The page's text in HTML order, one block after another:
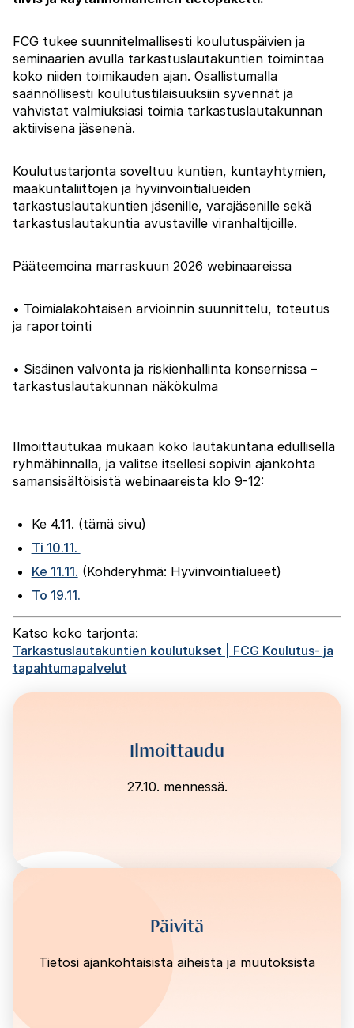
FCG tukee suunnitelmallisesti koulutuspäivien ja
seminaarien avulla tarkastuslautakuntien toimintaa
koko niiden toimikauden ajan. Osallistumalla
säännöllisesti koulutustilaisuuksiin syvennät ja
vahvistat valmiuksiasi toimia tarkastuslautakunnan
aktiivisena jäsenenä.
Koulutustarjonta soveltuu kuntien, kuntayhtymien,
maakuntaliittojen ja hyvinvointialueiden
tarkastuslautakuntien jäsenille, varajäsenille sekä
tarkastuslautakuntia avustaville viranhaltijoille.
Pääteemoina marraskuun 2026 webinaareissa
• Toimialakohtaisen arvioinnin suunnittelu, toteutus
ja raportointi
• Sisäinen valvonta ja riskienhallinta konsernissa –
tarkastuslautakunnan näkökulma
Ilmoittautukaa mukaan koko lautakuntana edullisella
ryhmähinnalla, ja valitse itsellesi sopivin ajankohta
samansisältöisistä webinaareista klo 9-12:
Ke 4.11. (tämä sivu)
Ti 10.11.
Ke 11.11. (Kohderyhmä: Hyvinvointialueet)
To 19.11.
Katso koko tarjonta:
Tarkastuslautakuntien koulutukset | FCG Koulutus- ja
tapahtumapalvelut
Ilmoittaudu
27.10. mennessä.
Päivitä​
Tietosi ajankohtaisista aiheista ja muutoksista